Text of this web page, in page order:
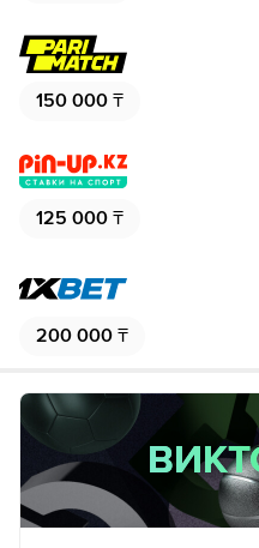
150 000 ₸
125 000 ₸
200 000 ₸